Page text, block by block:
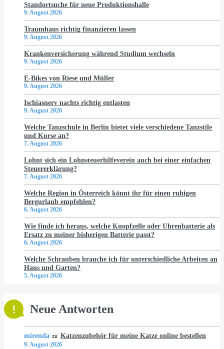
Standortsuche für neue Produktionshalle
9. August 2026
Traumhaus richtig finanzieren lassen
9. August 2026
Krankenversicherung während Studium wechseln
9. August 2026
E-Bikes von Riese und Müller
9. August 2026
Ischiasnerv nachts richtig entlasten
9. August 2026
Welche Tanzschule in Berlin bietet viele verschiedene Tanzstile
und Kurse an?
7. August 2026
Lohnt sich ein Lohnsteuerhilfeverein auch bei einer einfachen
Steuererklärung?
7. August 2026
Welche Region in Österreich könnt ihr für einen ruhigen
Bergurlaub empfehlen?
6. August 2026
Wie finde ich heraus, welche Knopfzelle oder Uhrenbatterie als
Ersatz zu meiner bisherigen Batterie passt?
6. August 2026
Welche Schrauben brauche ich für unterschiedliche Arbeiten an
Haus und Garten?
5. August 2026
Neue Antworten
mirenda zu Katzenzubehör für meine Katze online bestellen
9. August 2026